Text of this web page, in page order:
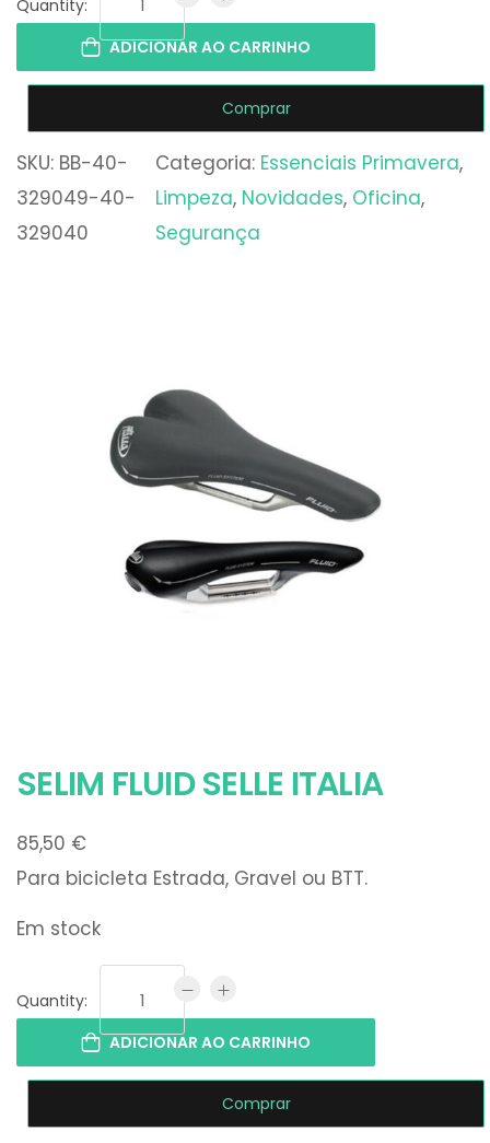
Quantity:
ADICIONAR AO CARRINHO
Comprar
SKU: BB-40-
329049-40-
329040
Categoria: Essenciais Primavera
Limpeza, Novidades, Oficina
Segurança
SELIM FLUID SELLE ITALIA
85,50 €
Para bicicleta Estrada, Gravel ou BTT.
Em stock
Quantity:
ADICIONAR AO CARRINHO
Comprar